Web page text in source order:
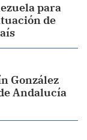
para
de
González
Andalucía